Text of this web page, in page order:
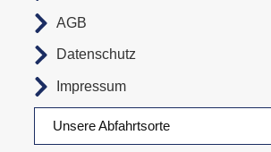
Unsere Abfahrtsorte
AGB
Datenschutz
Impressum